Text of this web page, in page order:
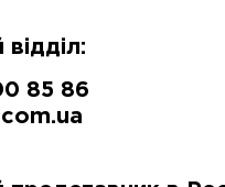
85 86